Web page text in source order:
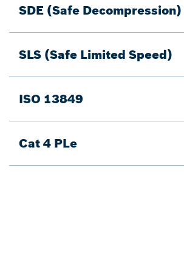
SDE (Safe Decompression)
SLS (Safe Limited Speed)
ISO 13849
Cat 4 PLe